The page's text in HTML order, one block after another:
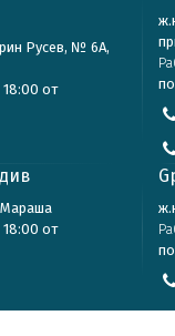
Русев, № 6А,
от
Мараша
от